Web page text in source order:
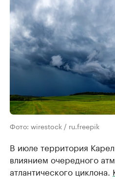
Фото: wirestock / ru.freepik
В июле территория
влиянием очередного
атлантического циклона.